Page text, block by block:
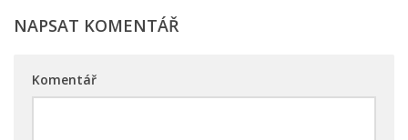
NAPSAT KOMENTÁŘ
Komentář